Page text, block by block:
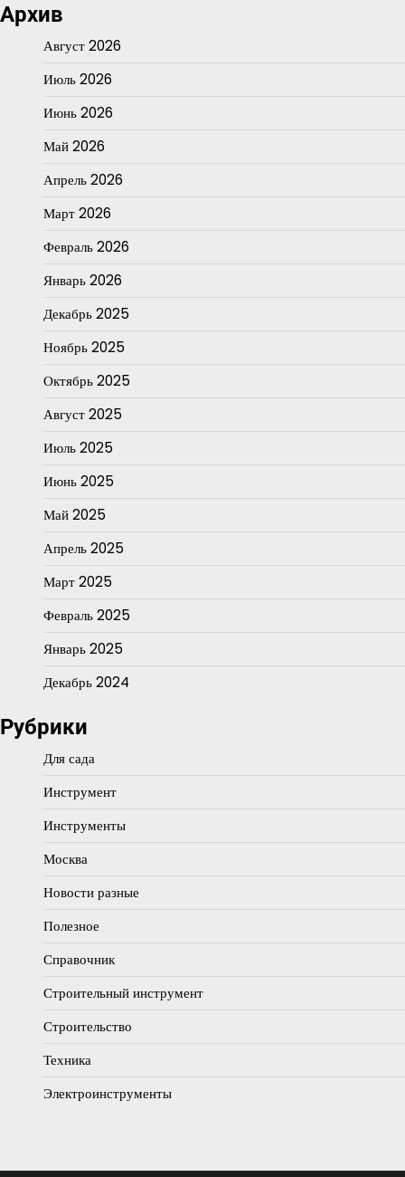
Архив
Август 2026
Июль 2026
Июнь 2026
Май 2026
Апрель 2026
Март 2026
Февраль 2026
Январь 2026
Декабрь 2025
Ноябрь 2025
Октябрь 2025
Август 2025
Июль 2025
Июнь 2025
Май 2025
Апрель 2025
Март 2025
Февраль 2025
Январь 2025
Декабрь 2024
Рубрики
Для сада
Инструмент
Инструменты
Москва
Новости разные
Полезное
Справочник
Строительный инструмент
Строительство
Техника
Электроинструменты